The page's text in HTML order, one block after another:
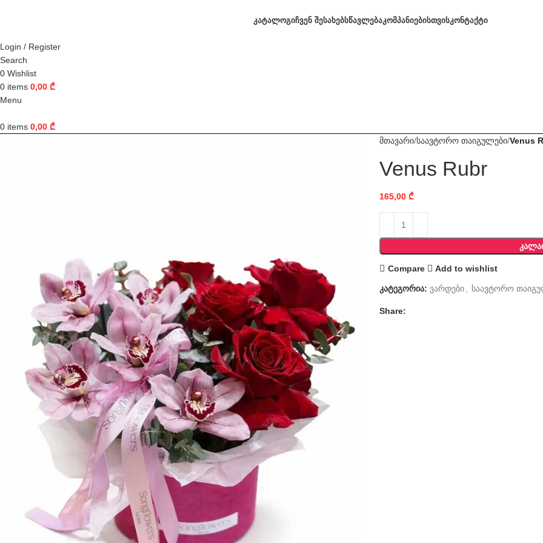
ᲙᲐᲢᲐᲚᲝᲒᲘᲩᲕᲔᲜ ᲨᲔᲡᲐᲮᲔᲑᲡᲬᲐᲕᲚᲔᲑᲐᲙᲝᲛᲞᲐᲜᲘᲔᲑᲘᲡᲗᲕᲘᲡᲙᲝᲜᲢᲐᲥᲢᲘ
Login / Register
Search
0 Wishlist
0 items 0,00 ₾
Menu
0 items 0,00 ₾
მთავარი საავტორო თაიგულები Venus
Venus Rubr
165,00 ₾
Compare Add to wishlist
კატეგორია: ვარდები საავტორო
Share: